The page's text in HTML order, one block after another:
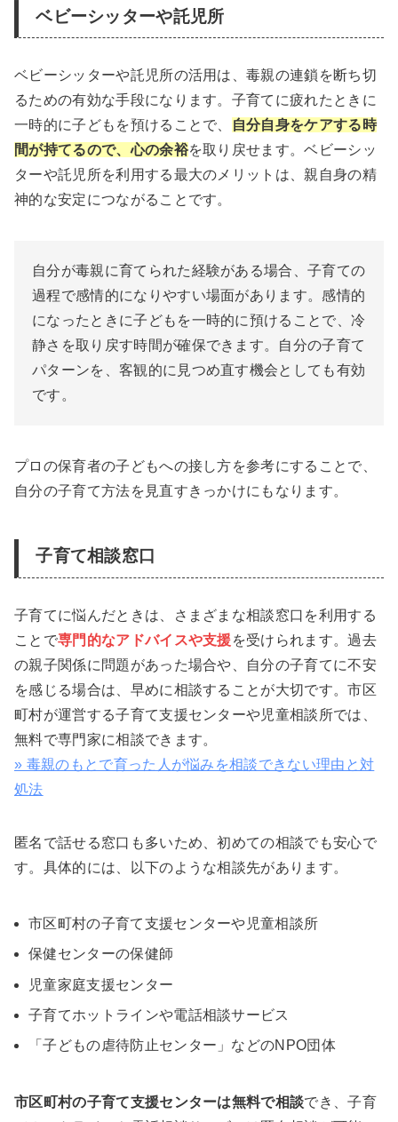
ベビーシッターや託児所
ベビーシッターや託児所の活用は、毒親の連鎖を断ち切
るための有効な手段になります。子育てに疲れたときに
一時的に子どもを預けることで、
自分自身をケアする時
間が持てるので、心の余裕を取り戻せます。ベビーシッ
ターや託児所を利用する最大のメリットは、親自身の精
神的な安定につながることです。
自分が毒親に育てられた経験がある場合、子育ての
過程で感情的になりやすい場面があります。感情的
になったときに子どもを一時的に預けることで、冷
静さを取り戻す時間が確保できます。自分の子育て
パターンを、客観的に見つめ直す機会としても有効
です。
プロの保育者の子どもへの接し方を参考にすることで、
自分の子育て方法を見直すきっかけにもなります。
子育て相談窓口
子育てに悩んだときは、さまざまな相談窓口を利用する
ことで専門的なアドバイスや支援を受けられます。過去
の親子関係に問題があった場合や、自分の子育てに不安
を感じる場合は、早めに相談することが大切です。市区
町村が運営する子育て支援センターや児童相談所では、
無料で専門家に相談できます。
» 毒親のもとで育った人が悩みを相談できない理由と対
処法
匿名で話せる窓口も多いため、初めての相談でも安心で
す。具体的には、以下のような相談先があります。
市区町村の子育て支援センターや児童相談所
保健センターの保健師
児童家庭支援センター
子育てホットラインや電話相談サービス
「子どもの虐待防止センター」などのNPO団体
市区町村の子育て支援センターは無料で相談でき、子育